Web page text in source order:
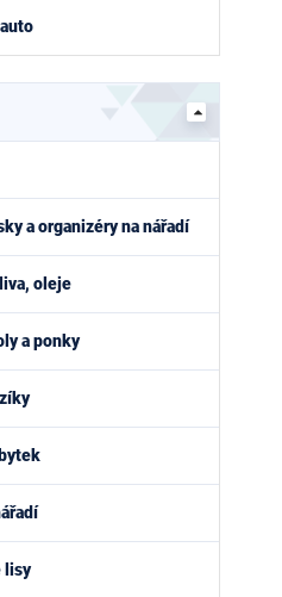
a organizéry na nářadí
oleje
a ponky
lisy